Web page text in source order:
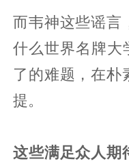
而韦神这些谣言
什么世界名牌大
了的难题，在朴
提。
这些满足众人期